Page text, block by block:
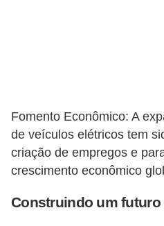
Fomento Econômico: A
de veículos elétricos tem
criação de empregos e
crescimento econômico
Construindo um